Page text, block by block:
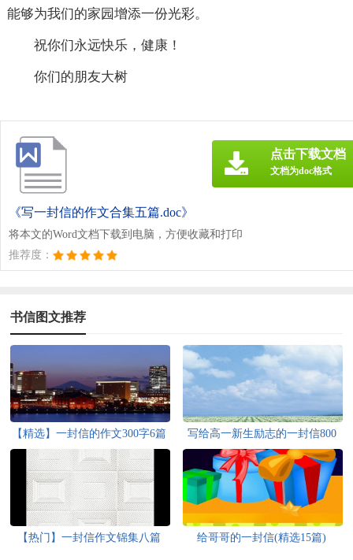
能够为我们的家园增添一份光彩。
祝你们永远快乐，健康！
你们的朋友大树
《写一封信的作文合集五篇.doc》
将本文的Word文档下载到电脑，方便收藏和打印
推荐度：
点击下载文档
文档为doc格式
书信图文推荐
【精选】一封信的作文300字6篇
写给高一新生励志的一封信800
字（精选5篇）
【热门】一封信作文锦集八篇 给哥哥的一封信(精选15篇)